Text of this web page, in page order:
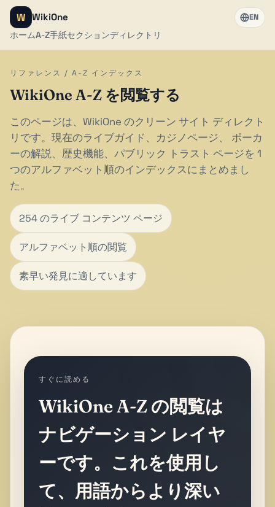
W WikiOne
ホームA-Z手紙セクションディレクトリ
EN
リファレンス / A-Z インデックス
WikiOne A-Z を閲覧する
このページは、WikiOne のクリーン サイト ディレクト
リです。現在のライブガイド、カジノページ、 ポーカ
ーの解説、歴史機能、パブリック トラスト ページを 1
つのアルファベット順のインデックスにまとめまし
た。
254 のライブ コンテンツ ページ
アルファベット順の閲覧
素早い発見に適しています
すぐに読める
WikiOne A-Z の閲覧は
ナビゲーション レイヤ
ーです。これを使用し
て、用語からより深い